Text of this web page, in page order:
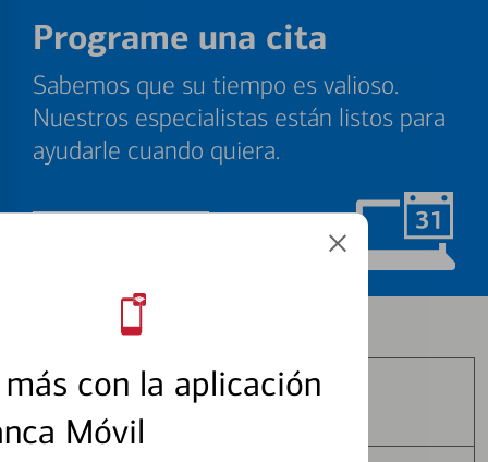
con la aplicación
Móvil
Programe una cita
Sabemos que su tiempo es valioso.
Nuestros especialistas están listos para
ayudarle cuando quiera.
Los productos de inversión y seguros:
No Están Asegurados por FDIC